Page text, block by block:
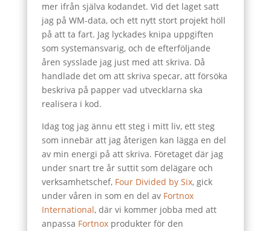
mer ifrån själva kodandet. Vid det laget satt
jag på WM-data, och ett nytt stort projekt höll
på att ta fart. Jag lyckades knipa uppgiften
som systemansvarig, och de efterföljande
åren sysslade jag just med att skriva. Då
handlade det om att skriva specar, att försöka
beskriva på papper vad utvecklarna ska
realisera i kod.
Idag tog jag ännu ett steg i mitt liv, ett steg
som innebär att jag återigen kan lägga en del
av min energi på att skriva. Företaget där jag
under snart tre år suttit som delägare och
verksamhetschef, Four Divided by Six, gick
under våren in som en del av Fortnox
International, där vi kommer jobba med att
anpassa Fortnoxprodukter för den